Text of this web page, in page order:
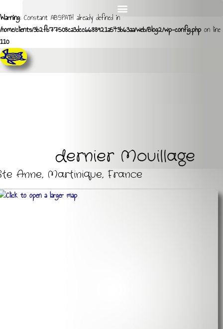
Warning: Constant ABSPATH already defined in
/home/clients/3b2fb77508ca3dcc6688921a543b63aa/web/Blog2/wp-config.phpon line
110
dernier Mouillage
Anne, Martinique, France